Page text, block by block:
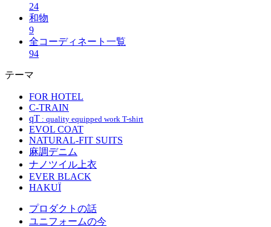
24
和物
9
全コーディネート一覧
94
テーマ
FOR HOTEL
C-TRAIN
qT : quality equipped work T-shirt
EVOL COAT
NATURAL-FIT SUITS
麻調デニム
ナノツイル上衣
EVER BLACK
HAKUÏ
プロダクトの話
ユニフォームの今